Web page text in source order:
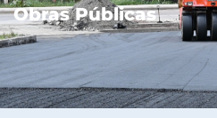
Obras Públicas